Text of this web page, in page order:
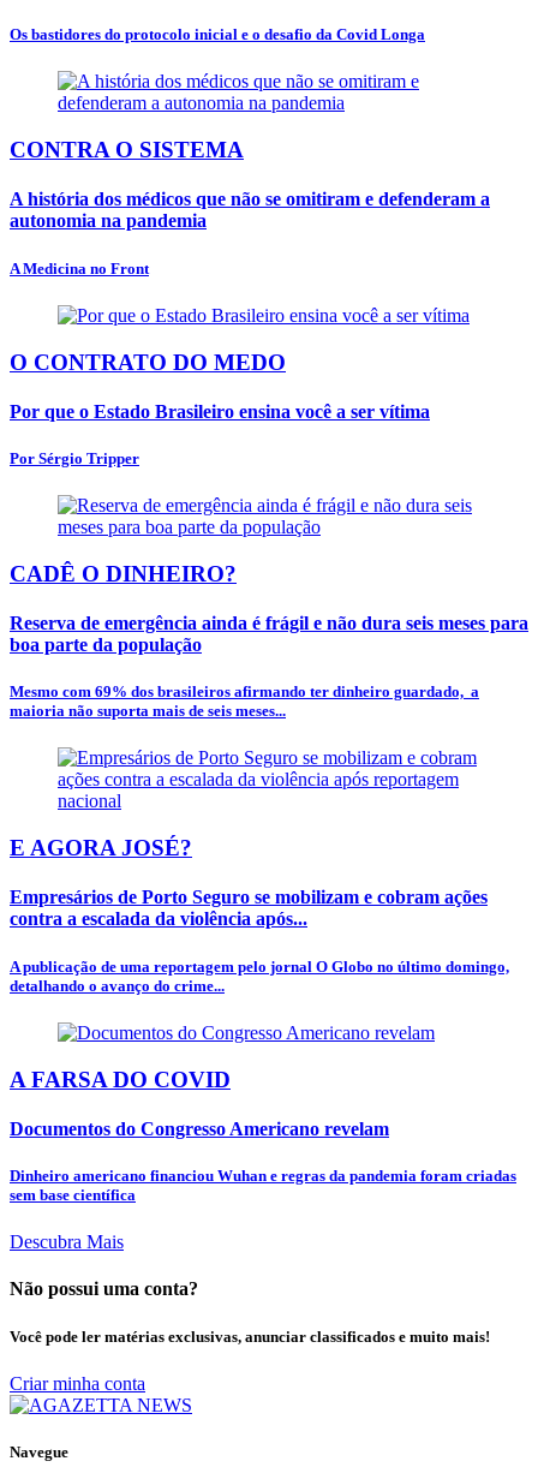
Os bastidores do protocolo inicial e o desafio da Covid Longa
CONTRA O SISTEMA
A história dos médicos que não se omitiram e defenderam a
autonomia na pandemia
A Medicina no Front
O CONTRATO DO MEDO
Por que o Estado Brasileiro ensina você a ser vítima
Por Sérgio Tripper
CADÊ O DINHEIRO?
Reserva de emergência ainda é frágil e não dura seis meses para
boa parte da população
Mesmo com 69% dos brasileiros afirmando ter dinheiro guardado, a
maioria não suporta mais de seis meses...
E AGORA JOSÉ?
Empresários de Porto Seguro se mobilizam e cobram ações
contra a escalada da violência após...
A publicação de uma reportagem pelo jornal O Globo no último domingo,
detalhando o avanço do crime...
A FARSA DO COVID
Documentos do Congresso Americano revelam
Dinheiro americano financiou Wuhan e regras da pandemia foram criadas
sem base científica
Descubra Mais
Não possui uma conta?
Você pode ler matérias exclusivas, anunciar classificados e muito mais!
Criar minha conta
Navegue